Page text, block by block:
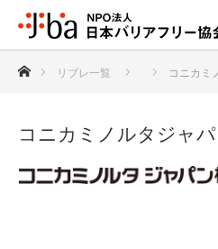
ホームリブレ一覧 コニカミ
コニカミノルタジャ